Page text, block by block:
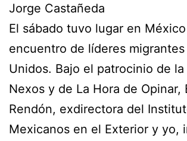
Jorge Castañeda
El sábado tuvo lugar en
encuentro de líderes
Unidos. Bajo el patrocinio de
Nexos y de La Hora de Opinar,
Rendón, exdirectora del
Mexicanos en el Exterior y yo,